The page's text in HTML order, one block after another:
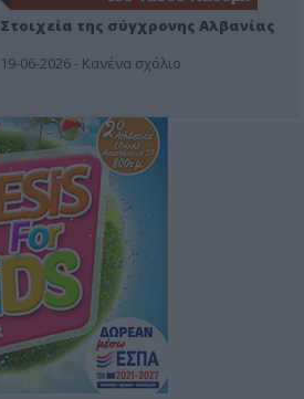
Στοιχεία της σύγχρονης Αλβανίας
19-06-2026 - Κανένα σχόλιο